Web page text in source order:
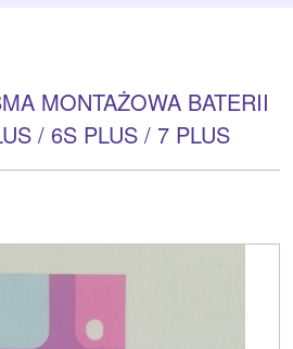
MONTAŻOWA BATERII
/ 6S PLUS / 7 PLUS